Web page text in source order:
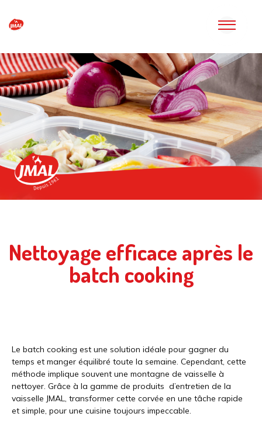
Nettoyage efficace après le
batch cooking
Le batch cooking est une solution idéale pour gagner du
temps et manger équilibré toute la semaine. Cependant, cette
méthode implique souvent une montagne de vaisselle à
nettoyer. Grâce à la gamme de produits d’entretien de la
vaisselle JMAL, transformer cette corvée en une tâche rapide
et simple, pour une cuisine toujours impeccable.